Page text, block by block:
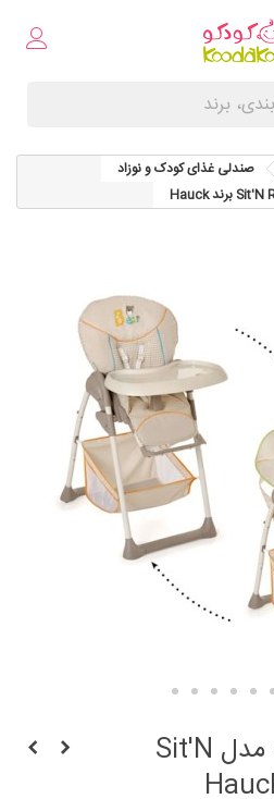
صندلی غذای کودک و نوزاد
صندلی غذای کودک مدل Sit'N